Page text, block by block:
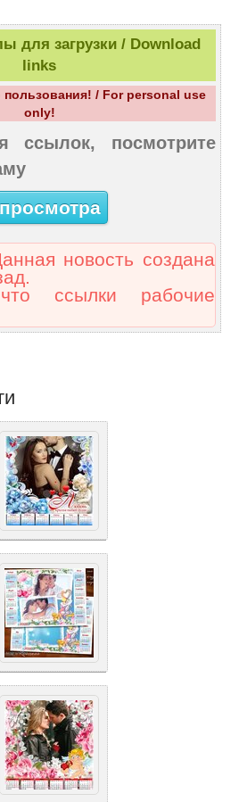
для загрузки / Download
links
пользования! / For personal use
only!
ссылок, посмотрите
новость создана
ссылки рабочие